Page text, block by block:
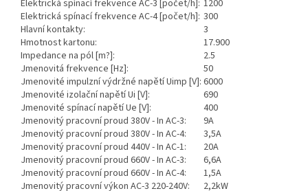
Elektrická spínací frekvence AC-3 [počet/h]: 1200
Elektrická spínací frekvence AC-4 [počet/h]: 300
Hlavní kontakty:
3
Hmotnost kartonu:
17.900
Impedance na pól [m?]:
2.5
Jmenovitá frekvence [Hz]:
50
Jmenovité impulzní výdržné napětí Uimp [V]: 6000
Jmenovité izolační napětí Ui [V]:
690
Jmenovité spínací napětí Ue [V]:
400
Jmenovitý pracovní proud 380V - In AC-3:
9A
Jmenovitý pracovní proud 380V - In AC-4:
3,5A
Jmenovitý pracovní proud 440V - In AC-1:
20A
Jmenovitý pracovní proud 660V - In AC-3:
6,6A
Jmenovitý pracovní proud 660V - In AC-4:
1,5A
Jmenovitý pracovní výkon AC-3 220-240V:
2,2kW